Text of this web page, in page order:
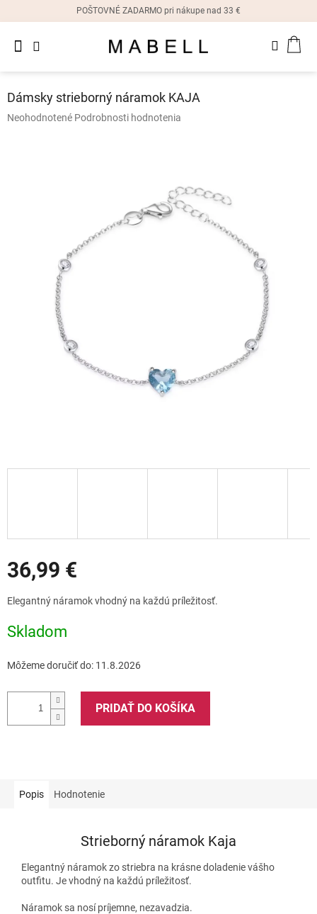
POŠTOVNÉ ZADARMO pri nákupe nad 33 €
Dámske
náušnice
Dámsky strieborný náramok KAJA
Priemerné
Neohodnotené Podrobnosti hodnotenia
36,99 €
cena:
Elegantný náramok vhodný na každú príležitosť.
Skladom
Môžeme doručiť do: 11.8.2026
PRIDAŤ DO KOŠÍKA
Popis Hodnotenie
Strieborný náramok Kaja
Elegantný náramok zo striebra na krásne doladenie vášho
outfitu. Je vhodný na každú príležitosť.
Náramok sa nosí príjemne, nezavadzia.